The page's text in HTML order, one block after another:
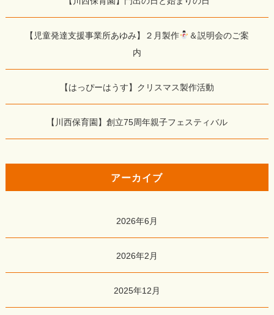
【児童発達支援事業所あゆみ】２月製作
＆説明会のご案
内
【はっぴーはうす】クリスマス製作活動
【川西保育園】創立75周年親子フェスティバル
アーカイブ
2026年6月
2026年2月
2025年12月